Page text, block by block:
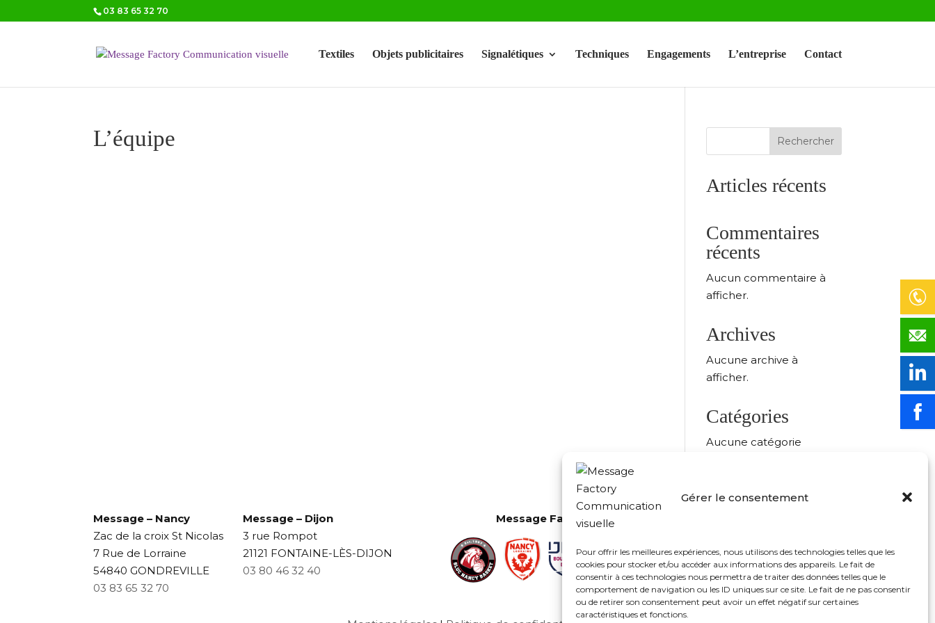
Gérer le consentement
Pour offrir les meilleures expériences, nous utilisons des technologies telles que les
cookies pour stocker et/ou accéder aux informations des appareils. Le fait de
consentir à ces technologies nous permettra de traiter des données telles que le
comportement de navigation ou les ID uniques sur ce site. Le fait de ne pas consentir
ou de retirer son consentement peut avoir un effet négatif sur certaines
caractéristiques et fonctions.
03 83 65 32 70
Textiles Objets publicitaires Signalétiques Techniques Engagements L’entreprise Contact
L’équipe Rechercher
Articles récents
Commentaires
récents
Aucun commentaire à
afficher.
Archives
Aucune archive à
afficher.
Catégories
Aucune catégorie
Message – Nancy
Zac de la croix St Nicolas
7 Rue de Lorraine
54840 GONDREVILLE
03 83 65 32 70
Message – Dijon
3 rue Rompot
21121 FONTAINE-LÈS-DIJON
03 80 46 32 40
Message Factory est partenaire officiel de